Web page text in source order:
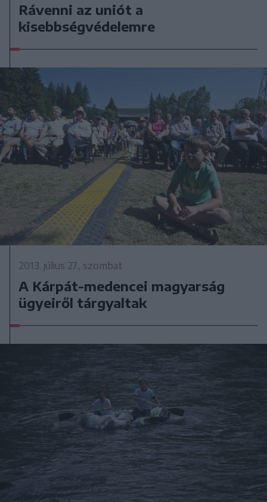
Rávenni az uniót a
kisebbségvédelemre
2013. július 27., szombat
A Kárpát-medencei magyarság
ügyeiről tárgyaltak